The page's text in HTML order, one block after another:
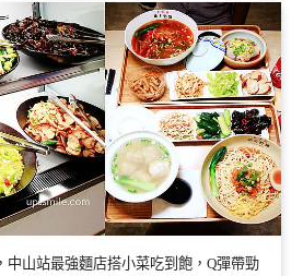
中山站最強麵店搭小菜吃到飽，Q彈帶勁